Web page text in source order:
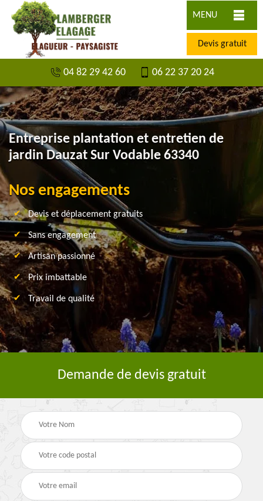
MENU
Devis gratuit
04 82 29 42 60 06 22 37 20 24
Entreprise plantation et entretien de
jardin Dauzat Sur Vodable 63340
Nos engagements
Devis et déplacement gratuits
Sans engagement
Artisan passionné
Prix imbattable
Travail de qualité
Demande de devis gratuit